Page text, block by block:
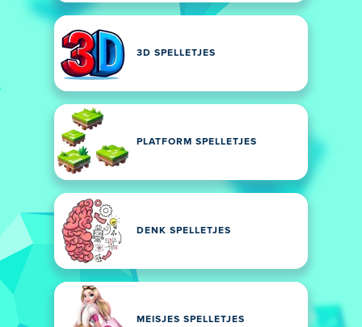
3D SPELLETJES
PLATFORM SPELLETJES
DENK SPELLETJES
MEISJES SPELLETJES